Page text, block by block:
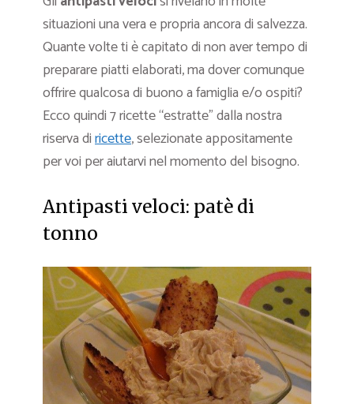
situazioni una vera e propria ancora di salvezza.
Quante volte ti è capitato di non aver tempo di
preparare piatti elaborati, ma dover comunque
offrire qualcosa di buono a famiglia e/o ospiti?
Ecco quindi 7 ricette “estratte” dalla nostra
riserva diricette, selezionate appositamente
per voi per aiutarvi nel momento del bisogno.
Antipasti veloci: patè di
tonno